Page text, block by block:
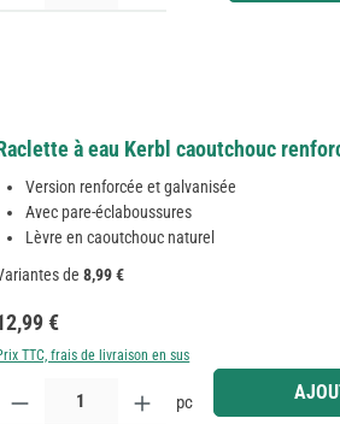
à eau Kerbl caoutchouc
Version renforcée et galvanisée
Avec pare-éclaboussures
Lèvre en caoutchouc naturel
de 8,99 €
régulier :
€
TTC, frais de livraison en sus
Quantité de produit : Entrez la quantité souhaitée
pc